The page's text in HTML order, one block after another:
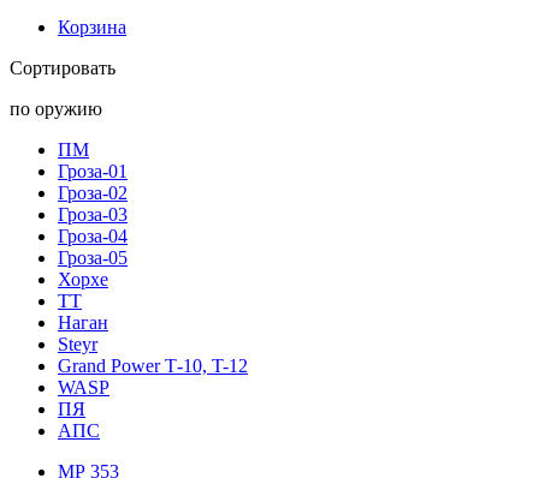
Корзина
Сортировать
по оружию
ПМ
Гроза-01
Гроза-02
Гроза-03
Гроза-04
Гроза-05
Хорхе
ТТ
Наган
Steyr
Grand Power Т-10, T-12
WASP
ПЯ
АПС
МР 353